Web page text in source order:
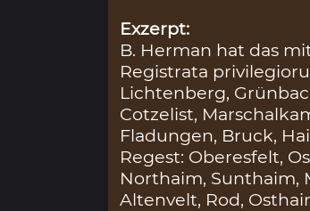
Exzerpt:
B. Herman hat das
Registrata
Lichtenberg,
Cotzelist,
Fladungen, Bruck,
Regest: Oberesfelt,
Northaim, Sunthaim,
Altenvelt, Rod,